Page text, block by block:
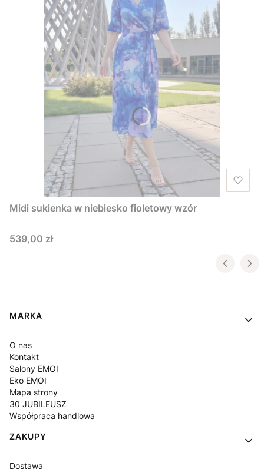
Midi sukienka w niebiesko fioletowy wzór
Cena
539,00 zł
Linki w stopce
MARKA
O nas
Kontakt
Salony EMOI
Eko EMOI
Mapa strony
30 JUBILEUSZ
Współpraca handlowa
ZAKUPY
Dostawa